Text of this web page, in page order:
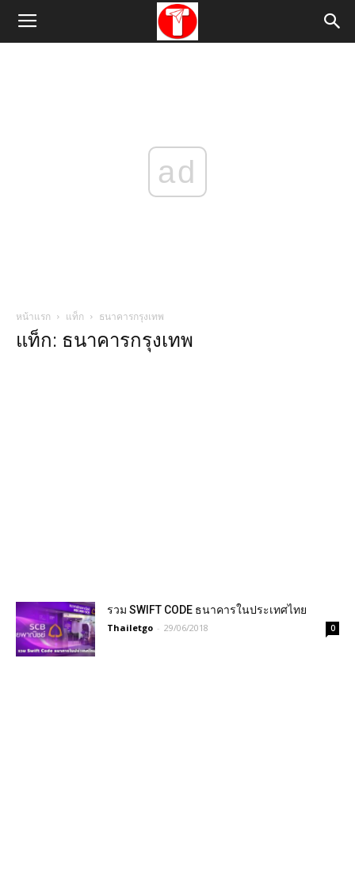
ad
หน้าแรก แท็ก ธนาคารกรุงเทพ
แท็ก: ธนาคารกรุงเทพ
รวม SWIFT CODE ธนาคารในประเทศไทย
Thailetgo - 29/06/2018 0